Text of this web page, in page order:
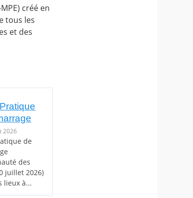
créé en
tous les
et des
2026
de
des
juillet 2026)
lieux à...